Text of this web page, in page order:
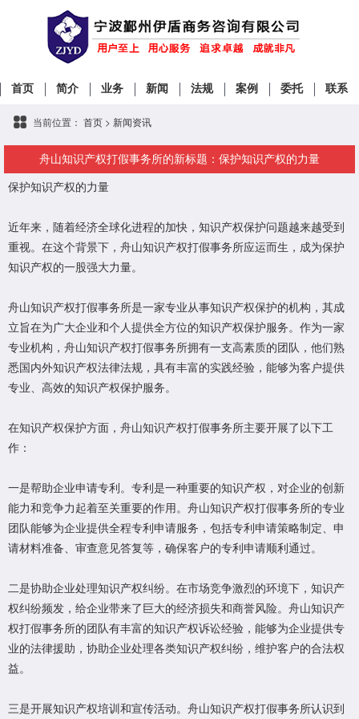
首页 简介 业务 新闻 法规 案例 委托 联系
当前位置： 首页 > 新闻资讯
舟山知识产权打假事务所的新标题：保护知识产权的力量
保护知识产权的力量
近年来，随着经济全球化进程的加快，知识产权保护问题越来越受到
重视。在这个背景下，舟山知识产权打假事务所应运而生，成为保护
知识产权的一股强大力量。
舟山知识产权打假事务所是一家专业从事知识产权保护的机构，其成
立旨在为广大企业和个人提供全方位的知识产权保护服务。作为一家
专业机构，舟山知识产权打假事务所拥有一支高素质的团队，他们熟
悉国内外知识产权法律法规，具有丰富的实践经验，能够为客户提供
专业、高效的知识产权保护服务。
在知识产权保护方面，舟山知识产权打假事务所主要开展了以下工
作：
一是帮助企业申请专利。专利是一种重要的知识产权，对企业的创新
能力和竞争力起着至关重要的作用。舟山知识产权打假事务所的专业
团队能够为企业提供全程专利申请服务，包括专利申请策略制定、申
请材料准备、审查意见答复等，确保客户的专利申请顺利通过。
二是协助企业处理知识产权纠纷。在市场竞争激烈的环境下，知识产
权纠纷频发，给企业带来了巨大的经济损失和商誉风险。舟山知识产
权打假事务所的团队有丰富的知识产权诉讼经验，能够为企业提供专
业的法律援助，协助企业处理各类知识产权纠纷，维护客户的合法权
益。
三是开展知识产权培训和宣传活动。舟山知识产权打假事务所认识到